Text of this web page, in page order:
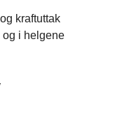
kraftuttak
og i helgene